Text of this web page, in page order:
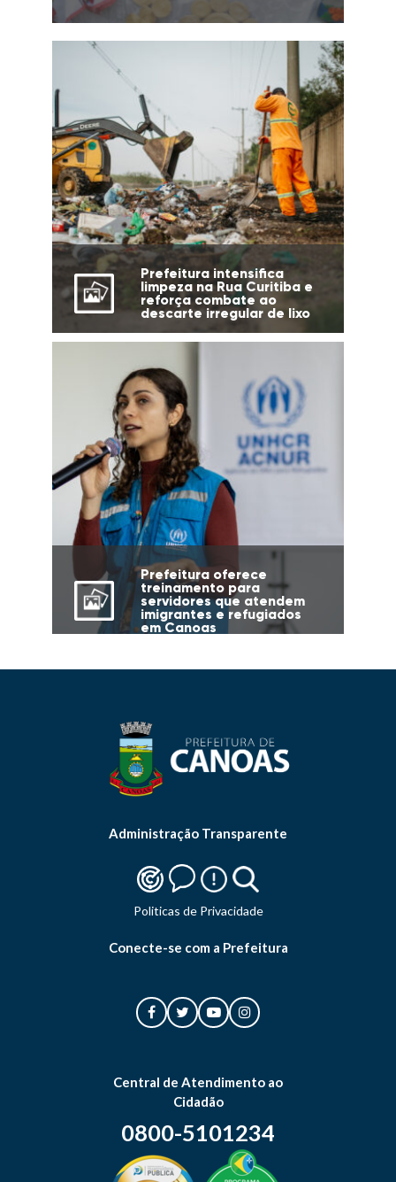
Prefeitura intensifica
limpeza na Rua Curitiba e
reforça combate ao
descarte irregular de lixo
Prefeitura oferece
treinamento para
servidores que atendem
imigrantes e refugiados
em Canoas
Administração Transparente
Politicas de Privacidade
Conecte-se com a Prefeitura
Central de Atendimento ao
Cidadão
0800-5101234